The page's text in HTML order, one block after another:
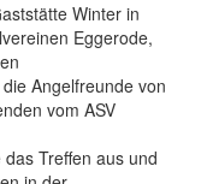
Winter in
Eggerode,
Angelfreunde von
vom ASV
Treffen aus und